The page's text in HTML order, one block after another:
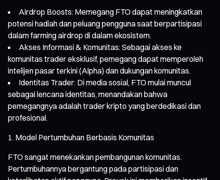
Airdrop Boosts: Memegang FTO dapat meningkatkan
potensi hadiah dan peluang pengguna saat berpartisipasi
dalam farming airdrop di dalam ekosistem.
Akses Informasi & Komunitas: Sebagai akses ke
komunitas trader eksklusif, pemegang dapat memperoleh
intelijen pasar terkini (Alpha) dan dukungan komunitas.
Identitas Trader: Di media sosial, FTO mulai muncul
sebagai lencana identitas, menandakan bahwa
pemegangnya adalah trader kripto yang berdedikasi dan
profesional.
Model Pertumbuhan Berbasis Komunitas
FTO sangat menekankan pembangunan komunitas.
Pertumbuhannya bergantung pada partisipasi dan